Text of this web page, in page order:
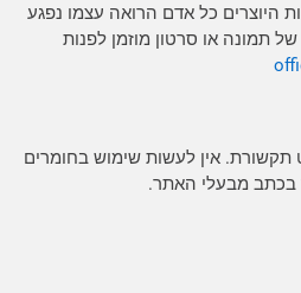
לחוק זכויות היוצרים כל אדם הרואה עצמו נפגע
תמונה או סרטון מוזמן לפנות
תקשורת. אין לעשות שימוש בחומרים
בכתב מבעלי האתר.